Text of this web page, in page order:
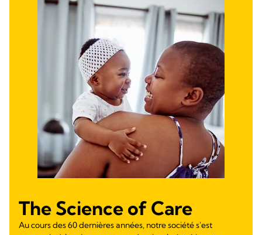
The Science of Care
Au cours des 60 dernières années, notre société s'est